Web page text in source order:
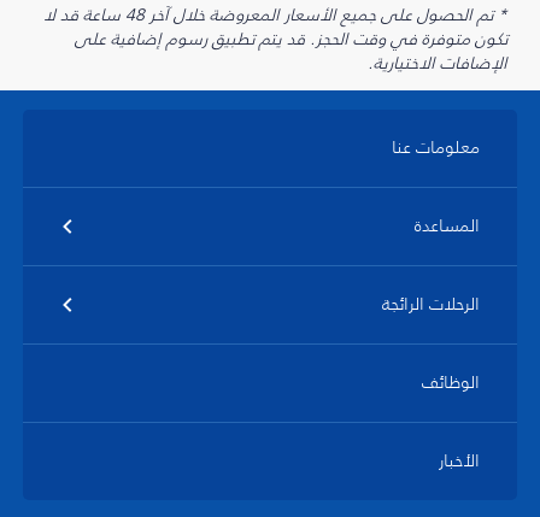
* تم الحصول على جميع الأسعار المعروضة خلال آخر 48 ساعة قد لا
تكون متوفرة في وقت الحجز. قد يتم تطبيق رسوم إضافية على
الإضافات الاختيارية.
معلومات عنا
المساعدة
الرحلات الرائجة
الوظائف
الأخبار